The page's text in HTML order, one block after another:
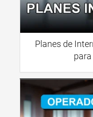
Planes de
para